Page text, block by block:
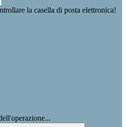
la casella di posta elettronica!